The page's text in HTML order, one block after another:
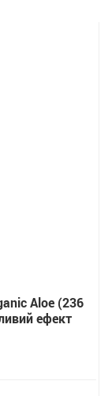
Aloe (236
ефект